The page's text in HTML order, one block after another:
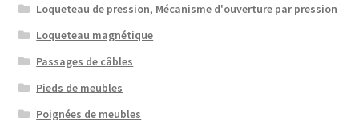
Loqueteau de pression, Mécanisme d'ouverture par pression
Loqueteau magnétique
Passages de câbles
Pieds de meubles
Poignées de meubles